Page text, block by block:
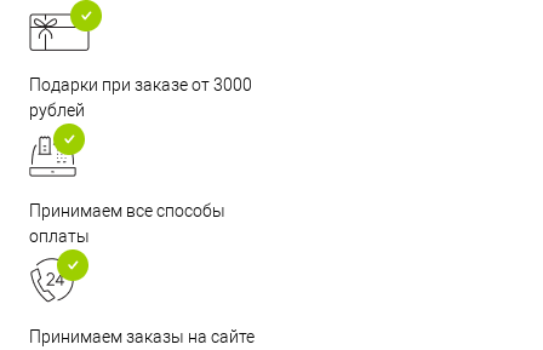
Подарки при заказе от 3000
рублей
Принимаем все способы
оплаты
Принимаем заказы на сайте